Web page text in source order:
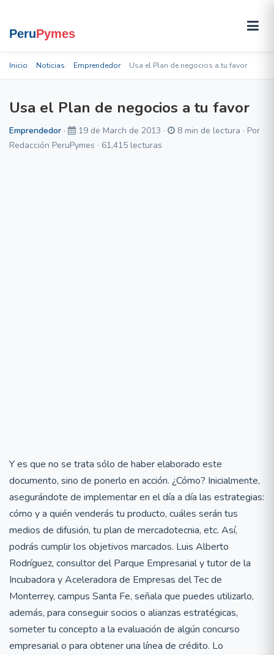
Inicio Noticias Emprendedor Usa el Plan de negocios a tu favor
Usa el Plan de negocios a tu favor
Emprendedor · 19 de March de 2013 ·
8 min de lectura · Por
Redacción PeruPymes · 61,415 lecturas
Y es que no se trata sólo de haber elaborado este
documento, sino de ponerlo en acción. ¿Cómo? Inicialmente,
asegurándote de implementar en el día a día las estrategias:
cómo y a quién venderás tu producto, cuáles serán tus
medios de difusión, tu plan de mercadotecnia, etc. Así,
podrás cumplir los objetivos marcados. Luis Alberto
Rodríguez, consultor del Parque Empresarial y tutor de la
Incubadora y Aceleradora de Empresas del Tec de
Monterrey, campus Santa Fe, señala que puedes utilizarlo,
además, para conseguir socios o alianzas estratégicas,
someter tu concepto a la evaluación de algún concurso
empresarial o para obtener una línea de crédito. Lo